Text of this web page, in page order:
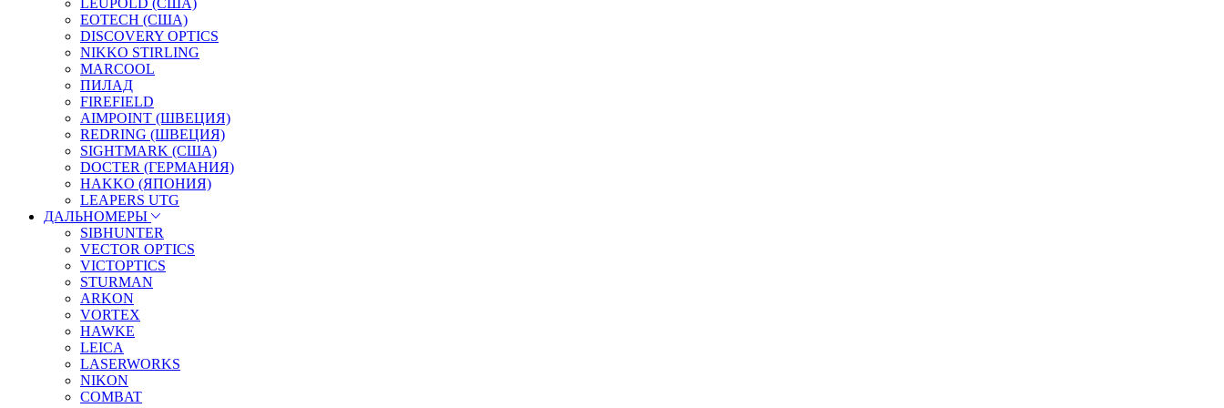
LEUPOLD (США)
EOTECH (США)
DISCOVERY OPTICS
NIKKO STIRLING
MARCOOL
ПИЛАД
FIREFIELD
AIMPOINT (ШВЕЦИЯ)
REDRING (ШВЕЦИЯ)
SIGHTMARK (США)
DOCTER (ГЕРМАНИЯ)
HAKKO (ЯПОНИЯ)
LEAPERS UTG
ДАЛЬНОМЕРЫ
SIBHUNTER
VECTOR OPTICS
VICTOPTICS
STURMAN
ARKON
VORTEX
HAWKE
LEICA
LASERWORKS
NIKON
COMBAT